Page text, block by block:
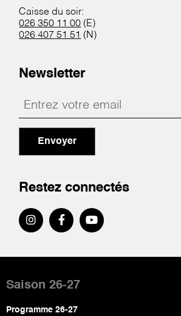
Caisse du soir:
026 350 11 00 (E)
026 407 51 51 (N)
Newsletter
Envoyer
Restez connectés
de
page
Saison 26-27
Programme 26-27